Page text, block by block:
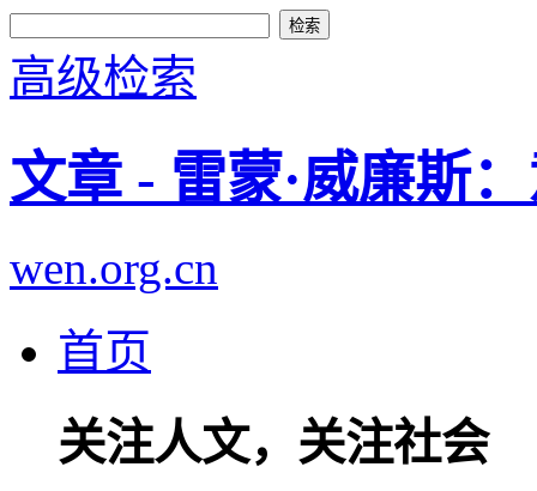
高级检索
文章 - 雷蒙·威廉斯
wen.org.cn
首页
关注人文，关注社会